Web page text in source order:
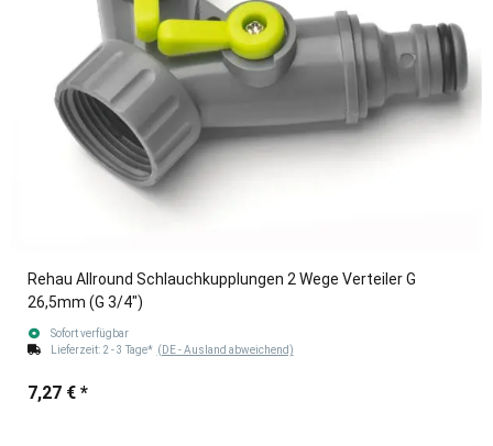
Rehau Allround Schlauchkupplungen 2 Wege Verteiler G
26,5mm (G 3/4")
Sofort verfügbar
Lieferzeit: 2 - 3 Tage* (DE - Ausland abweichend)
7,27 € *